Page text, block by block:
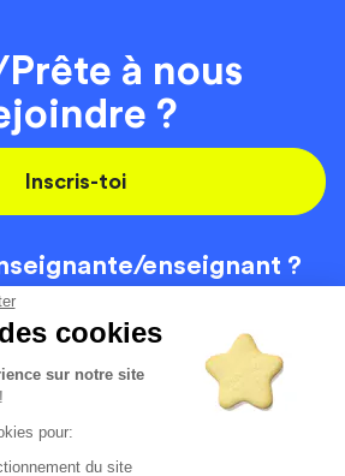
cookies
sur notre site
!
pour:
du site
à nous
?
Inscris-toi
enseignant ?
On recrute
Contact